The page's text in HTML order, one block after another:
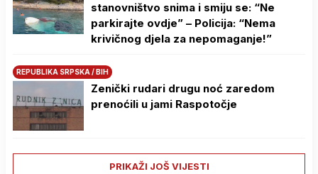
stanovništvo snima i smiju se: “Ne
parkirajte ovdje” – Policija: “Nema
krivičnog djela za nepomaganje!”
REPUBLIKA SRPSKA / BIH
Zenički rudari drugu noć zaredom
prenoćili u jami Raspotočje
PRIKAŽI JOŠ VIJESTI